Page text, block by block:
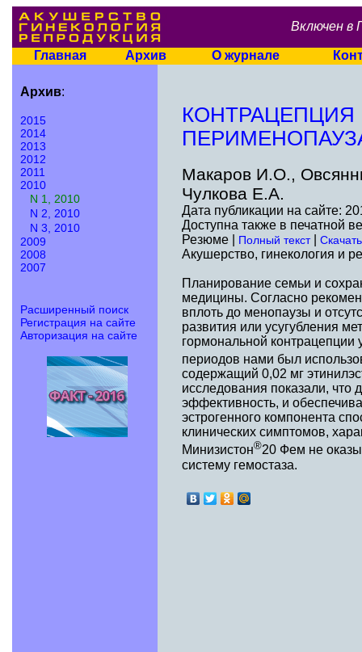
Включен в
Главная Архив О журнале
Архив:
2015
2014
2013
2012
2011
2010
N 1, 2010
N 2, 2010
N 3, 2010
2009
2008
2007
Расширенный поиск
Регистрация на сайте
Авторизация на сайте
Макаров И.О.,
Чулкова Е.А.
Дата публикации на сайте:
Доступна также в печатной
Резюме | Полный текст|
Акушерство, гинекология и
Планирование семьи и
медицины. Согласно
вплоть до менопаузы и
развития или усугубления
гормональной контрацепции
периодов нами был
содержащий 0,02 мг
исследования показали,
эффективность, и
эстрогенного компонента
клинических симптомов,
Минизистон®20 Фем не
систему гемостаза.